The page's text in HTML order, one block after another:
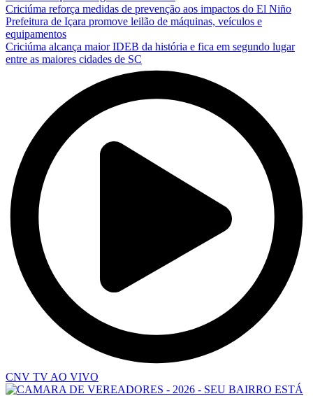
Criciúma reforça medidas de prevenção aos impactos do El Niño
Prefeitura de Içara promove leilão de máquinas, veículos e
equipamentos
Criciúma alcança maior IDEB da história e fica em segundo lugar
entre as maiores cidades de SC
CNV TV AO VIVO